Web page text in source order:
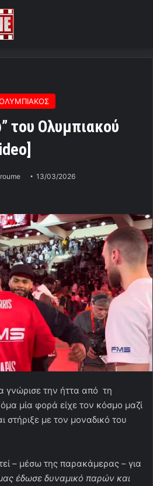
του Ολυμπιακού
13/03/2026
γνώρισε την ήττα από τη
μία φορά είχε τον κόσμο μαζί
στήριξε με τον μοναδικό του
– μέσω της παρακάμερας – για
έδωσε δυναμικό παρών και